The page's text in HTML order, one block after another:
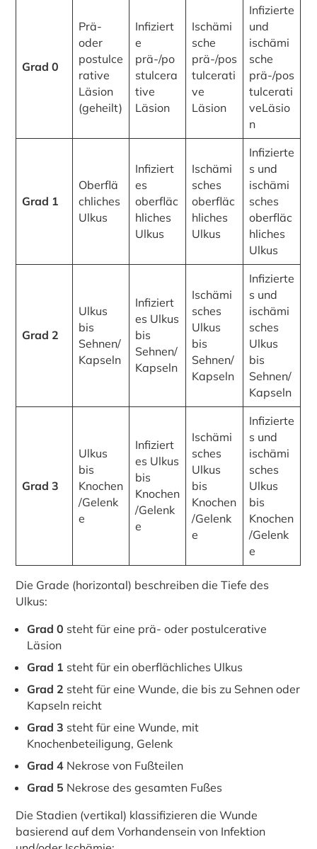
Grad 0
Prä-
oder
postulce
rative
Läsion
(geheilt)
Infiziert
e
prä-/po
stulcera
tive
Läsion
Ischämi
sche
prä-/pos
tulcerati
ve
Läsion
Infizierte
und
ischämi
sche
prä-/pos
tulcerati
veLäsio
n
Grad 1
Oberflä
chliches
Ulkus
Infiziert
es
oberfläc
hliches
Ulkus
Ischämi
sches
oberfläc
hliches
Ulkus
Infizierte
s und
ischämi
sches
oberfläc
hliches
Ulkus
Grad 2
Ulkus
bis
Sehnen/
Kapseln
Infiziert
es Ulkus
bis
Sehnen/
Kapseln
Ischämi
sches
Ulkus
bis
Sehnen/
Kapseln
Infizierte
s und
ischämi
sches
Ulkus
bis
Sehnen/
Kapseln
Grad 3
Ulkus
bis
Knochen
/Gelenk
e
Infiziert
es Ulkus
bis
Knochen
/Gelenk
e
Ischämi
sches
Ulkus
bis
Knochen
/Gelenk
e
Infizierte
s und
ischämi
sches
Ulkus
bis
Knochen
/Gelenk
e
Die Grade (horizontal) beschreiben die Tiefe des
Ulkus:
Grad 0 steht für eine prä- oder postulcerative
Läsion
Grad 1 steht für ein oberflächliches Ulkus
Grad 2 steht für eine Wunde, die bis zu Sehnen oder
Kapseln reicht
Grad 3 steht für eine Wunde, mit
Knochenbeteiligung, Gelenk
Grad 4 Nekrose von Fußteilen
Grad 5 Nekrose des gesamten Fußes
Die Stadien (vertikal) klassifizieren die Wunde
basierend auf dem Vorhandensein von Infektion